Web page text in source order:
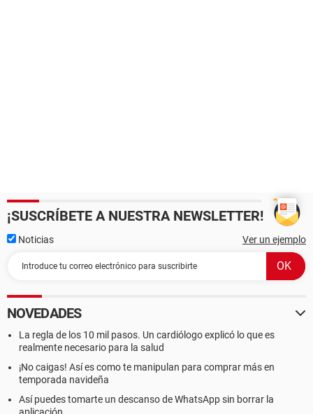
¡SUSCRÍBETE A NUESTRA NEWSLETTER!
Noticias Ver un ejemplo
NOVEDADES
La regla de los 10 mil pasos. Un cardiólogo explicó lo que es
realmente necesario para la salud
¡No caigas! Así es como te manipulan para comprar más en
temporada navideña
Así puedes tomarte un descanso de WhatsApp sin borrar la